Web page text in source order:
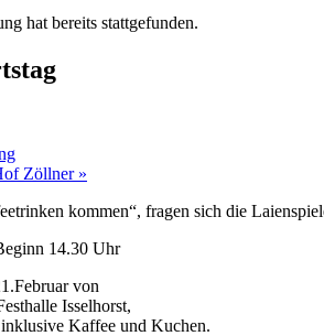
hat bereits stattgefunden.
Zöllner »
kommen“, fragen sich die
14.30 Uhr
von
Isselhorst,
Kaffee und Kuchen.